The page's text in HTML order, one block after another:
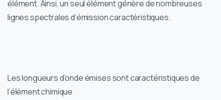
élément. Ainsi, un seul élément génère de nombreuses
lignes spectrales d’émission caractéristiques.
Les longueurs d’onde émises sont caractéristiques de
l’élément chimique